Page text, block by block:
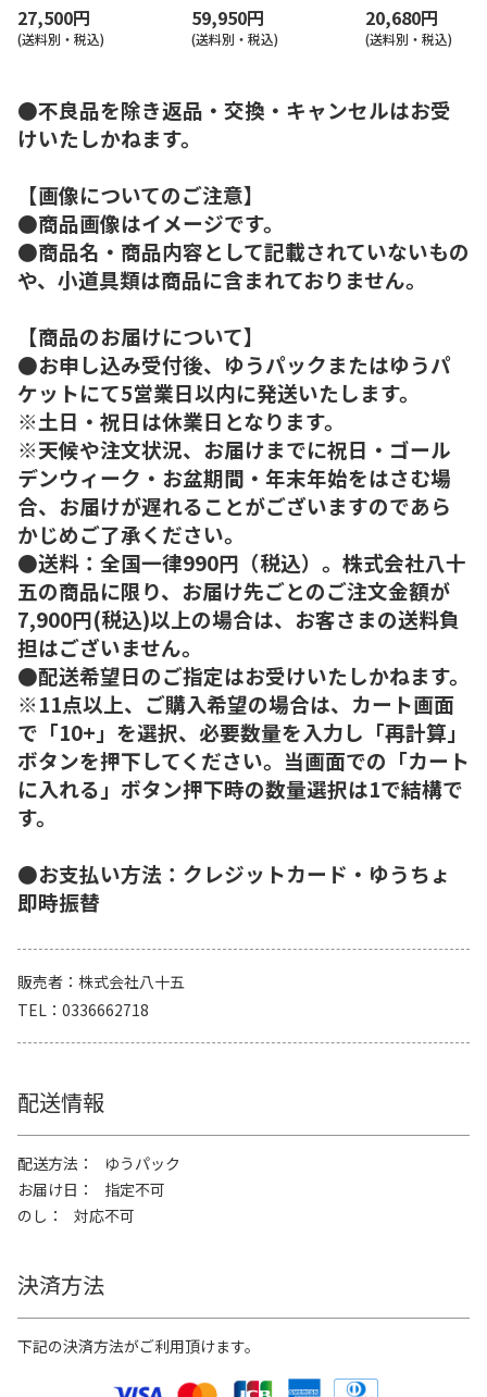
27,500円
(送料別・税込)
59,950円
(送料別・税込)
20,680円
(送料別・税込)
●不良品を除き返品・交換・キャンセルはお受
けいたしかねます。
【画像についてのご注意】
●商品画像はイメージです。
●商品名・商品内容として記載されていないもの
や、小道具類は商品に含まれておりません。
【商品のお届けについて】
●お申し込み受付後、ゆうパックまたはゆうパ
ケットにて5営業日以内に発送いたします。
※土日・祝日は休業日となります。
※天候や注文状況、お届けまでに祝日・ゴール
デンウィーク・お盆期間・年末年始をはさむ場
合、お届けが遅れることがございますのであら
かじめご了承ください。
●送料：全国一律990円（税込）。株式会社八十
五の商品に限り、お届け先ごとのご注文金額が
7,900円(税込)以上の場合は、お客さまの送料負
担はございません。
●配送希望日のご指定はお受けいたしかねます。
※11点以上、ご購入希望の場合は、カート画面
で「10+」を選択、必要数量を入力し「再計算」
ボタンを押下してください。当画面での「カート
に入れる」ボタン押下時の数量選択は1で結構で
す。
●お支払い方法：クレジットカード・ゆうちょ
即時振替
販売者
株式会社八十五
TEL
0336662718
配送情報
配送方法
ゆうパック
お届け日
指定不可
のし
対応不可
決済方法
下記の決済方法がご利用頂けます。